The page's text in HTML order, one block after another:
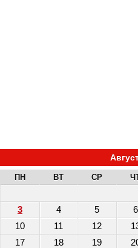
ПН ВТ СР
3
4 5 6
10
11 12
17
18 19